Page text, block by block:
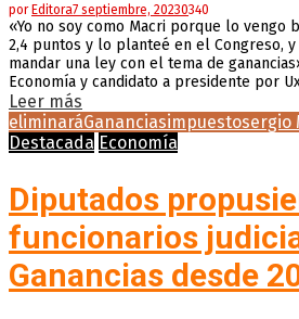
porEditora7 septiembre, 20230340
«Yo no soy como Macri porque lo vengo
2,4 puntos y lo planteé en el Congreso,
mandar una ley con el tema de
Economía y candidato a presidente por
Leer más
eliminaráGananciasimpuestosergio
Destacada Economía
Diputados
funcionarios
Ganancias desde